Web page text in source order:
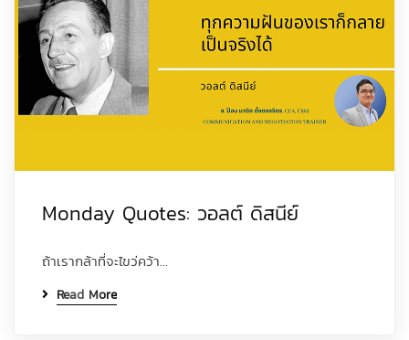
Monday Quotes: วอลต์ ดิสนีย์
ถ้าเรากล้าที่จะไขว่คว้า...
Read More